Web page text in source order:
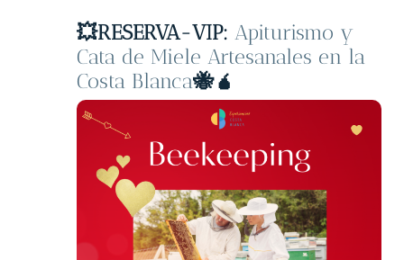
💥RESERVA-VIP: Apiturismo y
Cata de Miele Artesanales en la
Costa Blanca🐝🧉